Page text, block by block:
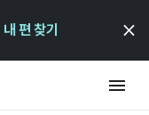
내 편 찾기